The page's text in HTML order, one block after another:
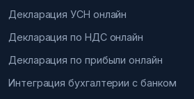
Декларация УСН онлайн
Декларация по НДС онлайн
Декларация по прибыли онлайн
Интеграция бухгалтерии с банком